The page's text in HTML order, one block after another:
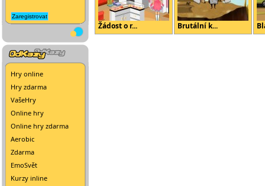
Hry online
Hry zdarma
VašeHry
Online hry
Online hry zdarma
Aerobic
Zdarma
EmoSvět
Kurzy inline
Žádost o r... Brutální k...